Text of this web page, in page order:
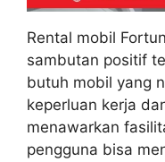
Rental mobil
sambutan positif
butuh mobil yang
keperluan kerja
menawarkan
pengguna bisa